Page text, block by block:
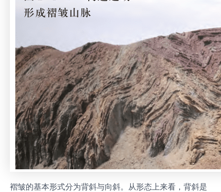
褶皱的基本形式分为背斜与向斜。从形态上来看，背斜是